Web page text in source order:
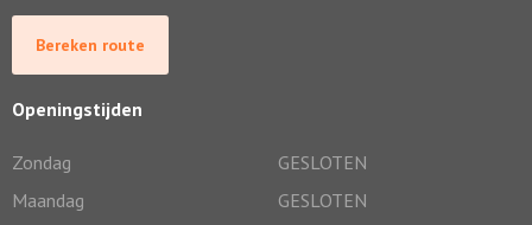
Bereken route
Openingstijden
Zondag
GESLOTEN
Maandag
GESLOTEN